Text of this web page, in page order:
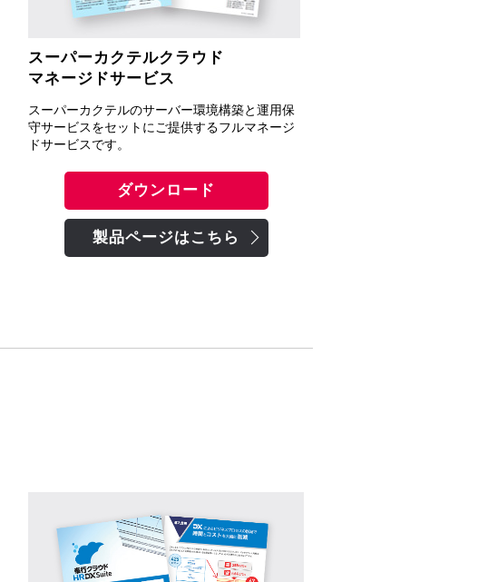
スーパーカクテルクラウド
マネージドサービス
スーパーカクテルのサーバー環境構築と運用保
守サービスをセットにご提供するフルマネージ
ドサービスです。
ダウンロード
製品ページはこちら